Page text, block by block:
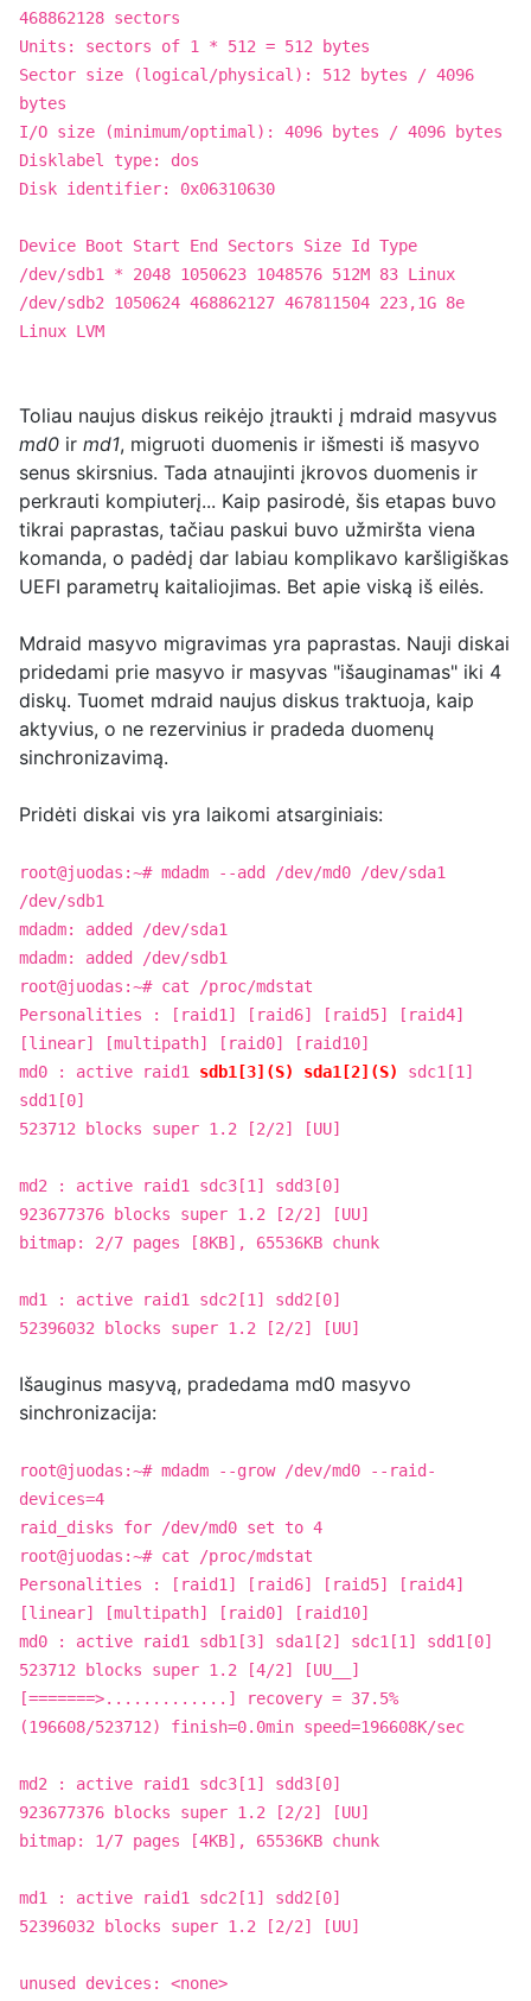
468862128 sectors
Units: sectors of 1 * 512 = 512 bytes
Sector size (logical/physical): 512 bytes / 4096
bytes
I/O size (minimum/optimal): 4096 bytes / 4096 bytes
Disklabel type: dos
Disk identifier: 0x06310630
Device Boot Start End Sectors Size Id Type
/dev/sdb1 * 2048 1050623 1048576 512M 83 Linux
/dev/sdb2 1050624 468862127 467811504 223,1G 8e
Linux LVM
Toliau naujus diskus reikėjo įtraukti į mdraid masyvus
md0 ir md1, migruoti duomenis ir išmesti iš masyvo
senus skirsnius. Tada atnaujinti įkrovos duomenis ir
perkrauti kompiuterį... Kaip pasirodė, šis etapas buvo
tikrai paprastas, tačiau paskui buvo užmiršta viena
komanda, o padėdį dar labiau komplikavo karšligiškas
UEFI parametrų kaitaliojimas. Bet apie viską iš eilės.
Mdraid masyvo migravimas yra paprastas. Nauji diskai
pridedami prie masyvo ir masyvas "išauginamas" iki 4
diskų. Tuomet mdraid naujus diskus traktuoja, kaip
aktyvius, o ne rezervinius ir pradeda duomenų
sinchronizavimą.
Pridėti diskai vis yra laikomi atsarginiais:
root@juodas:~# mdadm --add /dev/md0 /dev/sda1
/dev/sdb1
mdadm: added /dev/sda1
mdadm: added /dev/sdb1
root@juodas:~# cat /proc/mdstat
Personalities : [raid1] [raid6] [raid5] [raid4]
[linear] [multipath] [raid0] [raid10]
md0 : active raid1 sdb1[3](S) sda1[2](S)
sdc1[1]
sdd1[0]
523712 blocks super 1.2 [2/2] [UU]
md2 : active raid1 sdc3[1] sdd3[0]
923677376 blocks super 1.2 [2/2] [UU]
bitmap: 2/7 pages [8KB], 65536KB chunk
md1 : active raid1 sdc2[1] sdd2[0]
52396032 blocks super 1.2 [2/2] [UU]
Išauginus masyvą, pradedama md0 masyvo
sinchronizacija:
root@juodas:~# mdadm --grow /dev/md0 --raid-
devices=4
raid_disks for /dev/md0 set to 4
root@juodas:~# cat /proc/mdstat
Personalities : [raid1] [raid6] [raid5] [raid4]
[linear] [multipath] [raid0] [raid10]
md0 : active raid1 sdb1[3] sda1[2] sdc1[1] sdd1[0]
523712 blocks super 1.2 [4/2] [UU__]
[=======>.............] recovery = 37.5%
(196608/523712) finish=0.0min speed=196608K/sec
md2 : active raid1 sdc3[1] sdd3[0]
923677376 blocks super 1.2 [2/2] [UU]
bitmap: 1/7 pages [4KB], 65536KB chunk
md1 : active raid1 sdc2[1] sdd2[0]
52396032 blocks super 1.2 [2/2] [UU]
unused devices: <none>